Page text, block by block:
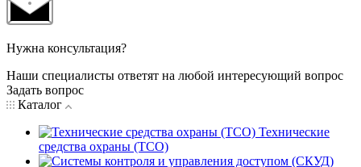
Нужна консультация?
Наши специалисты ответят на любой интересующий вопрос
Задать вопрос
Каталог
Технические
средства охраны (ТСО)